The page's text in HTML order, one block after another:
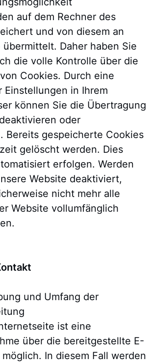
auf dem Rechner des
und von diesem an
übermittelt. Daher haben Sie
die volle Kontrolle über die
Cookies. Durch eine
Einstellungen in Ihrem
können Sie die Übertragung
oder
Bereits gespeicherte Cookies
gelöscht werden. Dies
erfolgen. Werden
Website deaktiviert,
nicht mehr alle
Website vollumfänglich
und Umfang der
ist eine
über die bereitgestellte E-
In diesem Fall werden